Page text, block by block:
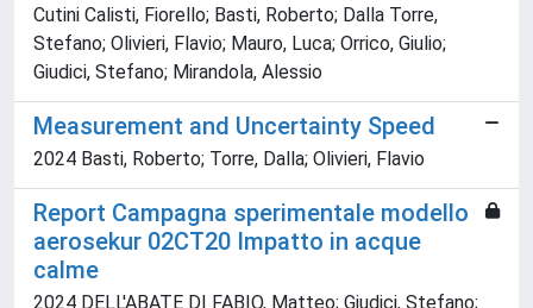
Cutini Calisti, Fiorello; Basti, Roberto; Dalla Torre,
Stefano; Olivieri, Flavio; Mauro, Luca; Orrico, Giulio;
Giudici, Stefano; Mirandola, Alessio
Measurement and Uncertainty Speed
2024 Basti, Roberto; Torre, Dalla; Olivieri, Flavio
Report Campagna sperimentale modello
aerosekur 02CT20 Impatto in acque
calme
2024 DELL'ABATE DI FABIO, Matteo; Giudici, Stefano;